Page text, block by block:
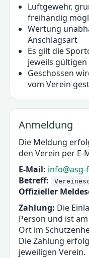
Luftgewehr,
freihändig
Wertung
Anschlagsart
Es gilt die
jeweils gültigen
Geschossen
vom Verein
Anmeldung
Die Meldung
den Verein per E-
E-Mail:
Betreff:
Offizieller
Zahlung: Die
Person und ist
Ort im
Die Zahlung
jeweiligen Verein.